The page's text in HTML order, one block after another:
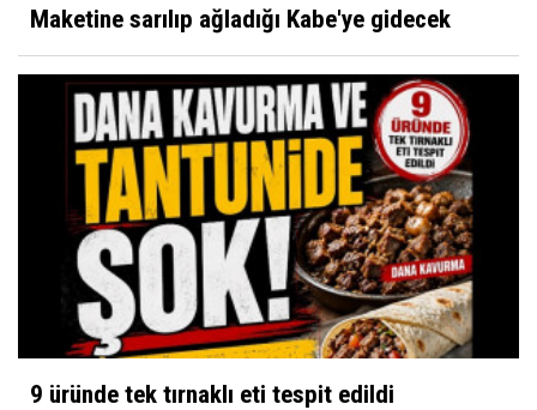
Maketine sarılıp ağladığı Kabe'ye gidecek
9 üründe tek tırnaklı eti tespit edildi